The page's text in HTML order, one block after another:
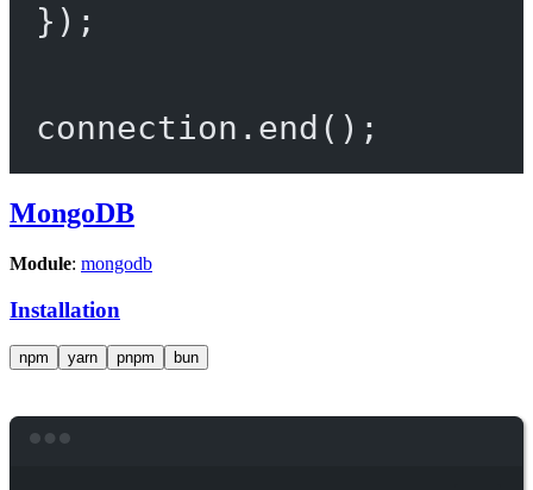
});
connection. end ();
MongoDB
Module: mongodb
Installation
npm yarn pnpm bun